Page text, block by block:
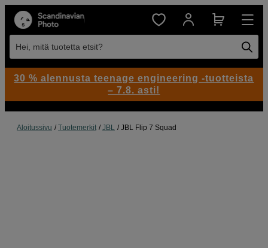
Hei, mitä tuotetta etsit?
Aloitussivu Tuotemerkit JBL JBL Flip 7 Squad
30 % alennusta teenage engineering -tuotteista
– 7.8. asti!